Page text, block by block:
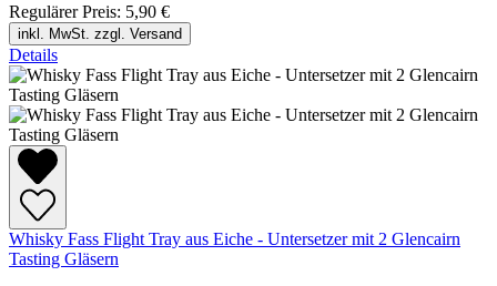
Regulärer Preis: 5,90 €
inkl. MwSt. zzgl. Versand
Details
Whisky Fass Flight Tray aus Eiche - Untersetzer mit 2 Glencairn
Tasting Gläsern